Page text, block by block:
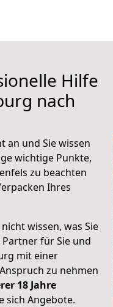
Hilfe
nach
an und Sie wissen
wichtige Punkte,
zu beachten
Ihres
wissen, was Sie
für Sie und
mit einer
zu nehmen
18 Jahre
sich Angebote.